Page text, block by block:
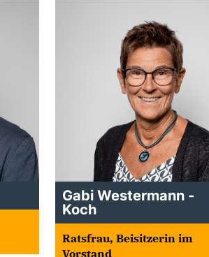
Gabi Westermann -
Koch
Ratsfrau, Beisitzerin im
Vorstand